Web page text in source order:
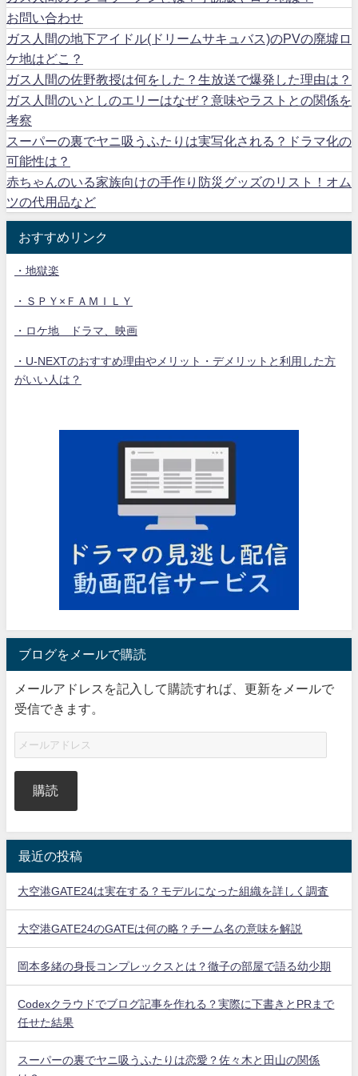
お問い合わせ
ガス人間の地下アイドル(ドリームサキュバス)のPVの廃墟ロ
ケ地はどこ？
ガス人間の佐野教授は何をした？生放送で爆発した理由は？
ガス人間のいとしのエリーはなぜ？意味やラストとの関係を
考察
スーパーの裏でヤニ吸うふたりは実写化される？ドラマ化の
可能性は？
赤ちゃんのいる家族向けの手作り防災グッズのリスト！オム
ツの代用品など
おすすめリンク
・地獄楽
・ＳＰＹ×ＦＡＭＩＬＹ
・ロケ地 ドラマ、映画
・U-NEXTのおすすめ理由やメリット・デメリットと利用した方
がいい人は？
ブログをメールで購読
メールアドレスを記入して購読すれば、更新をメールで
受信できます。
購読
最近の投稿
大空港GATE24は実在する？モデルになった組織を詳しく調査
大空港GATE24のGATEは何の略？チーム名の意味を解説
岡本多緒の身長コンプレックスとは？徹子の部屋で語る幼少期
Codexクラウドでブログ記事を作れる？実際に下書きとPRまで
任せた結果
スーパーの裏でヤニ吸うふたりは恋愛？佐々木と田山の関係